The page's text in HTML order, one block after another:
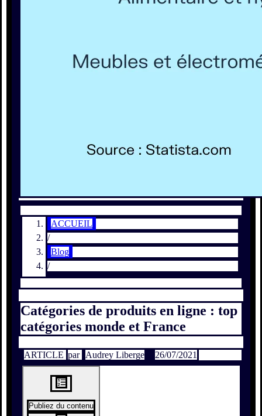
ACCUEIL
/
Blog
/
Catégories de produits en ligne : top
catégories monde et France
ARTICLE par Audrey Liberge 26/07/2021
Publiez du contenu